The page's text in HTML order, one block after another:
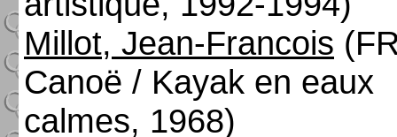
Millot, Jean-Francois
Canoë / Kayak en eaux
calmes, 1968)